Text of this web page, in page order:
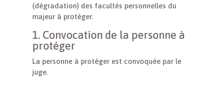
(dégradation) des facultés personnelles du
majeur à protéger.
1. Convocation de la personne à
protéger
La personne à protéger est convoquée par le
juge.